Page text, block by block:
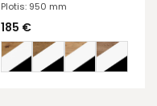
Plotis: 950 mm
185 €